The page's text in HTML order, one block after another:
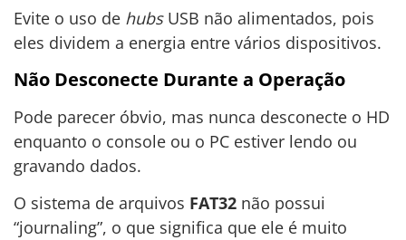
Evite o uso de hubsUSB não alimentados, pois
eles dividem a energia entre vários dispositivos.
Não Desconecte Durante a Operação
Pode parecer óbvio, mas nunca desconecte o HD
enquanto o console ou o PC estiver lendo ou
gravando dados.
O sistema de arquivos FAT32 não possui
“journaling”, o que significa que ele é muito